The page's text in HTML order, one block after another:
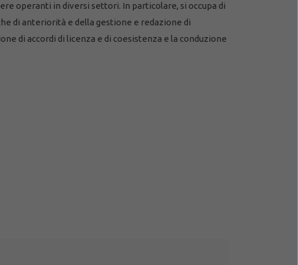
operanti in diversi settori. In particolare, si occupa di
di anteriorità e della gestione e redazione di
di accordi di licenza e di coesistenza e la conduzione